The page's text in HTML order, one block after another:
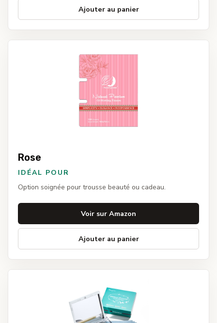
Ajouter au panier
Rose
IDÉAL POUR
Option soignée pour trousse beauté ou cadeau.
Voir sur Amazon
Ajouter au panier